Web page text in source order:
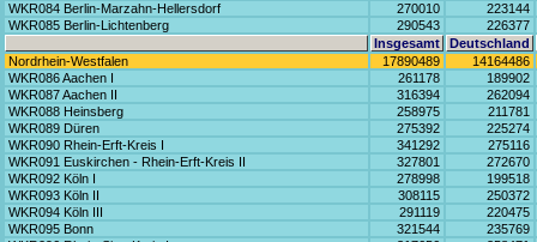
WKR084 Berlin-Marzahn-Hellersdorf
270010
223144
WKR085 Berlin-Lichtenberg
290543
226377
Insgesamt
Deutschland
Nordrhein-Westfalen
17890489
14164486
WKR086 Aachen I
261178
189902
WKR087 Aachen II
316394
262094
WKR088 Heinsberg
258975
211781
WKR089 Düren
275392
225274
WKR090 Rhein-Erft-Kreis I
341292
275116
WKR091 Euskirchen - Rhein-Erft-Kreis II
327801
272670
WKR092 Köln I
278998
199518
WKR093 Köln II
308115
250372
WKR094 Köln III
291119
220475
WKR095 Bonn
321544
235769